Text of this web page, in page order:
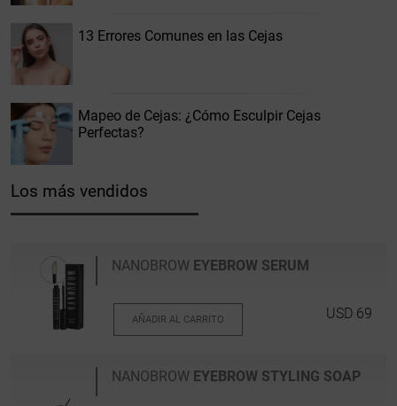
13 Errores Comunes en las Cejas
Mapeo de Cejas: ¿Cómo Esculpir Cejas
Perfectas?
Los más vendidos
NANOBROW EYEBROW SERUM
AÑADIR AL CARRITO USD 69
NANOBROW EYEBROW STYLING SOAP